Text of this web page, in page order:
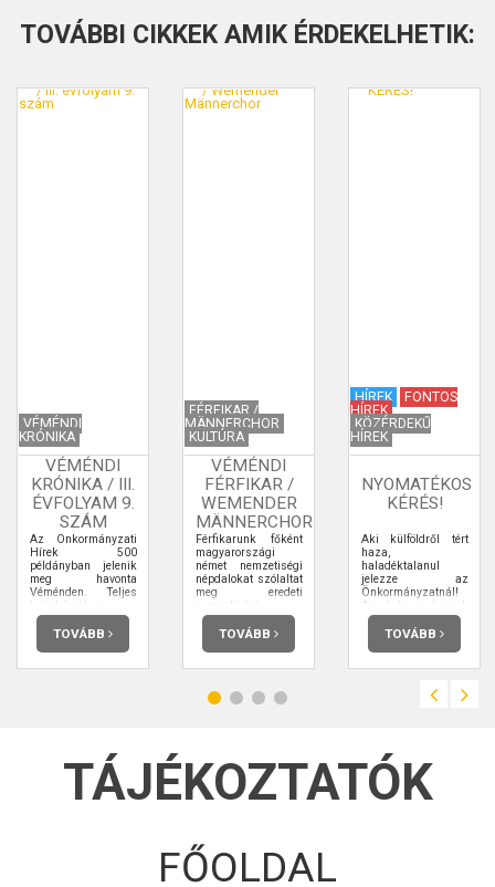
TOVÁBBI CIKKEK AMIK ÉRDEKELHETIK:
VÉMÉNDI
KRÓNIKA
VÉMÉNDI
KRÓNIKA / III.
ÉVFOLYAM 9.
SZÁM
Az Önkormányzati
Hírek 500
példányban jelenik
meg havonta
Véménden. Teljes
terjedelmében
elolvashatja.
TOVÁBB
FÉRFIKAR /
MÄNNERCHOR
KULTÚRA
VÉMÉNDI
FÉRFIKAR /
WEMENDER
MÄNNERCHOR
Férfikarunk főként
magyarországi
német nemzetiségi
népdalokat szólaltat
meg eredeti
viseletben többnyire
hangszeres
kísérettel.
TOVÁBB
HÍREK
FONTOS
HÍREK
KÖZÉRDEKŰ
HÍREK
NYOMATÉKOS
KÉRÉS!
Aki külföldről tért
haza,
haladéktalanul
jelezze az
Önkormányzatnál!
Az utcán csak azok
tartózkodjanak akik
dolgozni vagy
bevásárolni
TOVÁBB
TÁJÉKOZTATÓK
FŐOLDAL